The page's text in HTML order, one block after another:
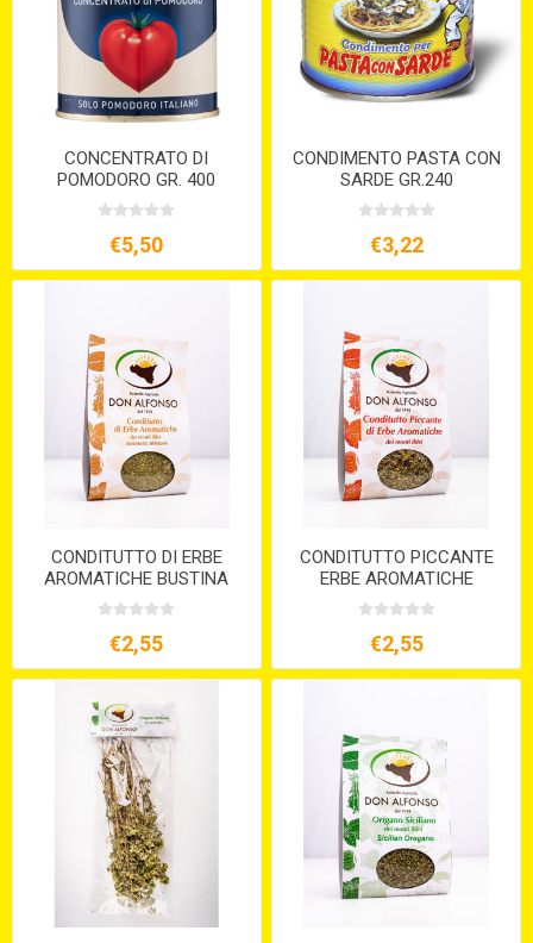
CONCENTRATO DI
POMODORO GR. 400
€5,50
CONDIMENTO PASTA CON
SARDE GR.240
€3,22
CONDITUTTO DI ERBE
AROMATICHE BUSTINA
GR.25
€2,55
CONDITUTTO PICCANTE
ERBE AROMATICHE
BUSTINA GR.25
€2,55